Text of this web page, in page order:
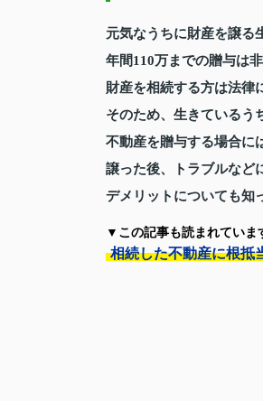
元気なうちに財産を譲る
年間110万までの贈与は
財産を相続する方は法律
そのため、生きているう
不動産を贈与する場合に
譲った後、トラブルなど
デメリットについても知
▼この記事も読まれていま
相続した不動産に根抵